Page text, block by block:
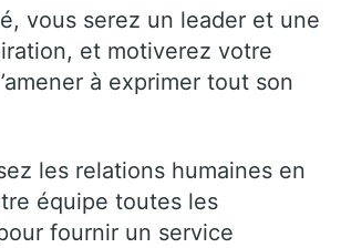
vous serez un leader et une
et motiverez votre
à exprimer tout son
les relations humaines en
équipe toutes les
fournir un service